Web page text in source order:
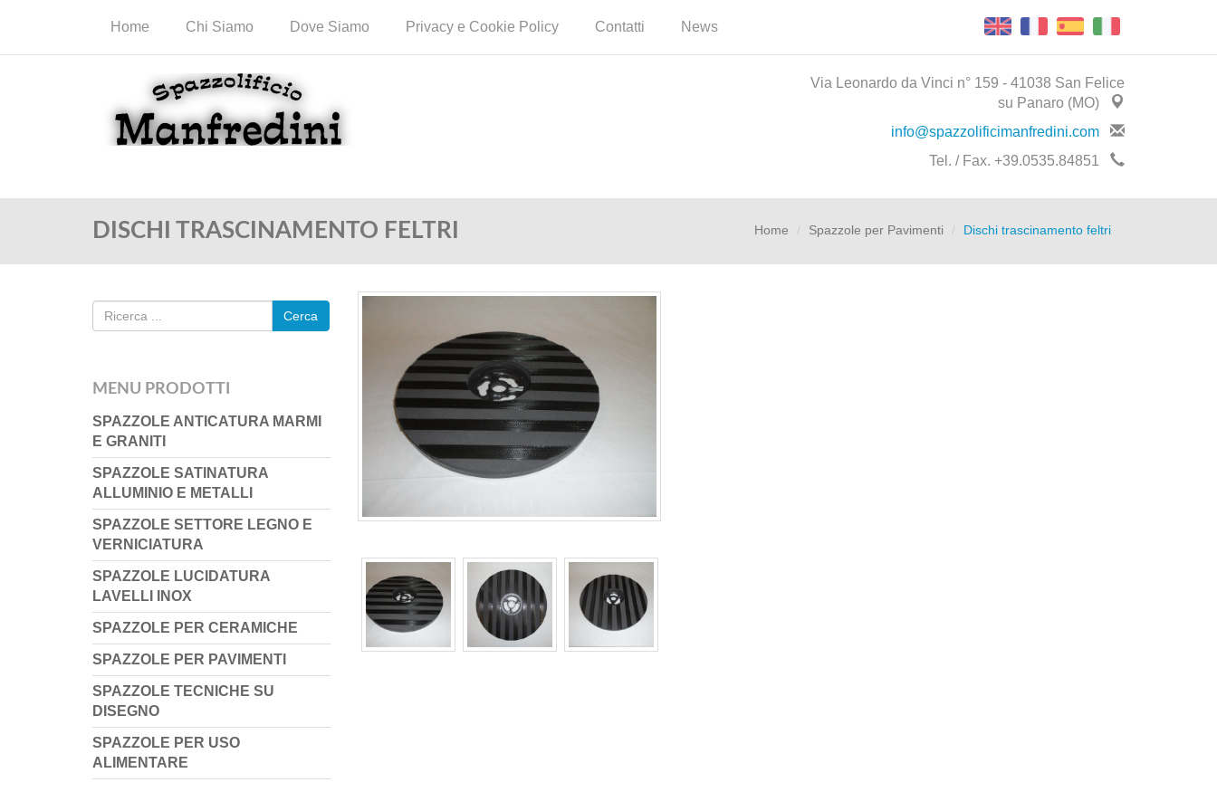
Home Chi Siamo Dove Siamo Privacy e Cookie Policy Contatti News
Via Leonardo da Vinci n° 159 - 41038 San Felice
su Panaro (MO)
info@spazzolificimanfredini.com
Tel. / Fax. +39.0535.84851
DISCHI TRASCINAMENTO FELTRI Home Spazzole per Pavimenti Dischi trascinamento feltri
Cerca
MENU PRODOTTI
SPAZZOLE ANTICATURA MARMI
E GRANITI
SPAZZOLE SATINATURA
ALLUMINIO E METALLI
SPAZZOLE SETTORE LEGNO E
VERNICIATURA
SPAZZOLE LUCIDATURA
LAVELLI INOX
SPAZZOLE PER CERAMICHE
SPAZZOLE PER PAVIMENTI
SPAZZOLE TECNICHE SU
DISEGNO
SPAZZOLE PER USO
ALIMENTARE